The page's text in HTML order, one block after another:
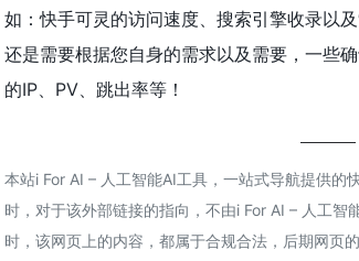
如：快手可灵的访问速度、搜索引擎收录以
还是需要根据您自身的需求以及需要，一些
的IP、PV、跳出率等！
本站i For AI – 人工智能AI工具，一站式导航提供的
时，对于该外部链接的指向，不由i For AI – 人工
时，该网页上的内容，都属于合规合法，后期网页